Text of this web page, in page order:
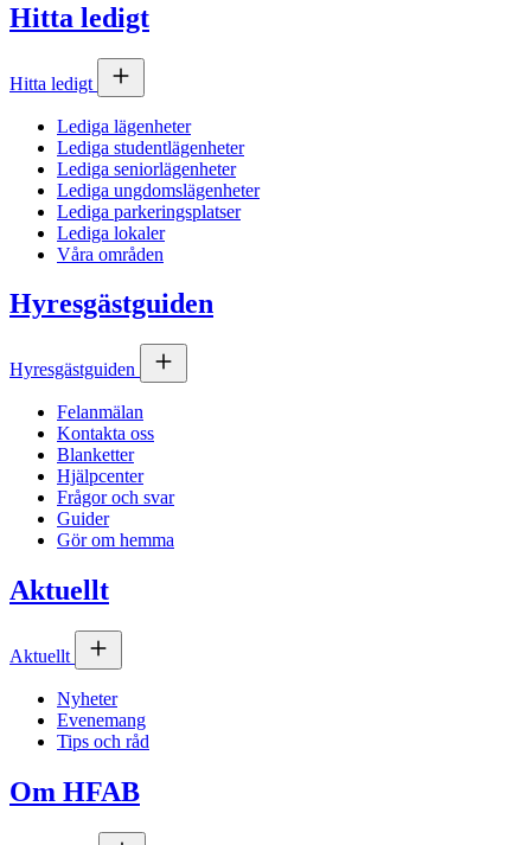
Hitta ledigt
Hitta ledigt
Lediga lägenheter
Lediga studentlägenheter
Lediga seniorlägenheter
Lediga ungdomslägenheter
Lediga parkeringsplatser
Lediga lokaler
Våra områden
Hyresgästguiden
Hyresgästguiden
Felanmälan
Kontakta oss
Blanketter
Hjälpcenter
Frågor och svar
Guider
Gör om hemma
Aktuellt
Aktuellt
Nyheter
Evenemang
Tips och råd
Om HFAB